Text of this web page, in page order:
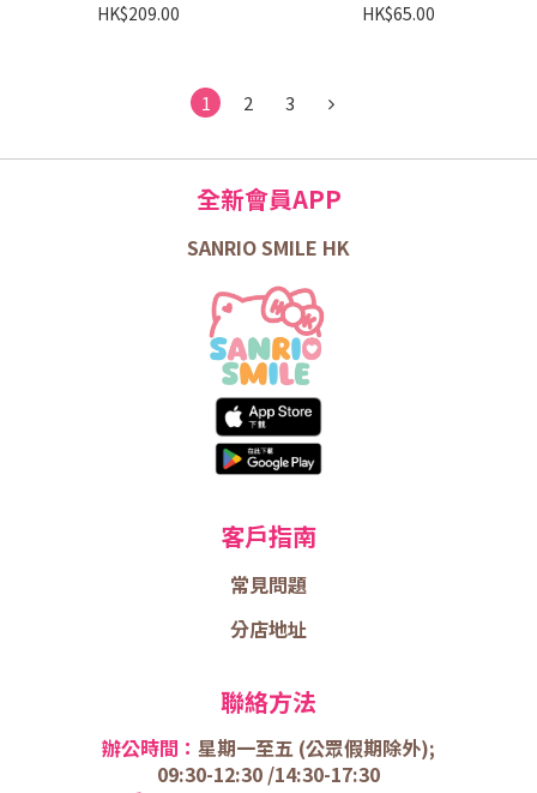
HK$209.00
HK$65.00
1 2 3
全新會員APP
SANRIO SMILE HK
客戶指南
常見問題
分店地址
聯絡方法
辦公時間： 星期一至五 (公眾假期除外);
09:30-12:30 /14:30-17:30